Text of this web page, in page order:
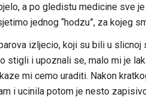
a po gledistu medicine sve
jednog “hodzu”, za kojeg
izljecio, koji su bili u
stigli i upoznali se, malo mi je
mi cemo uraditi. Nakon
i ucinila potom je nesto